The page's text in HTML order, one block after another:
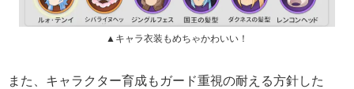
▲キャラ衣装もめちゃかわいい！
また、キャラクター育成もガード重視の耐える方針した